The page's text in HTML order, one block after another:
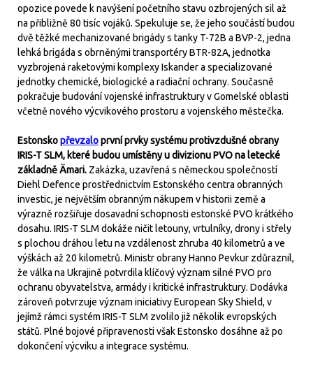
opozice povede k navýšení početního stavu ozbrojených sil až
na přibližně 80 tisíc vojáků. Spekuluje se, že jeho součástí budou
dvě těžké mechanizované brigády s tanky T-72B a BVP-2, jedna
lehká brigáda s obrněnými transportéry BTR-82A, jednotka
vyzbrojená raketovými komplexy Iskander a specializované
jednotky chemické, biologické a radiační ochrany. Současně
pokračuje budování vojenské infrastruktury v Gomelské oblasti
včetně nového výcvikového prostoru a vojenského městečka.
Estonskopřevzaloprvní prvky systému protivzdušné obrany
IRIS-T SLM, které budou umístěny u divizionu PVO na letecké
základně Ämari. Zakázka, uzavřená s německou společností
Diehl Defence prostřednictvím Estonského centra obranných
investic, je největším obranným nákupem v historii země a
výrazně rozšiřuje dosavadní schopnosti estonské PVO krátkého
dosahu. IRIS-T SLM dokáže ničit letouny, vrtulníky, drony i střely
s plochou dráhou letu na vzdálenost zhruba 40 kilometrů a ve
výškách až 20 kilometrů. Ministr obrany Hanno Pevkur zdůraznil,
že válka na Ukrajině potvrdila klíčový význam silné PVO pro
ochranu obyvatelstva, armády i kritické infrastruktury. Dodávka
zároveň potvrzuje význam iniciativy European Sky Shield, v
jejímž rámci systém IRIS-T SLM zvolilo již několik evropských
států. Plné bojové připravenosti však Estonsko dosáhne až po
dokončení výcviku a integrace systému.